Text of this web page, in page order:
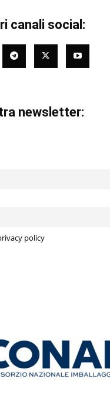
canali social:
newsletter:
policy